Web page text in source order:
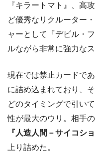
『キラートマト』、高
ど優秀なリクルーター
ャーとして『デビル・
ルながら非常に強力な
現在では禁止カードで
に詰め込まれており、
どのタイミングで引い
性が最大のウリ。相手
『人造人間－サイコシ
上り詰めた。